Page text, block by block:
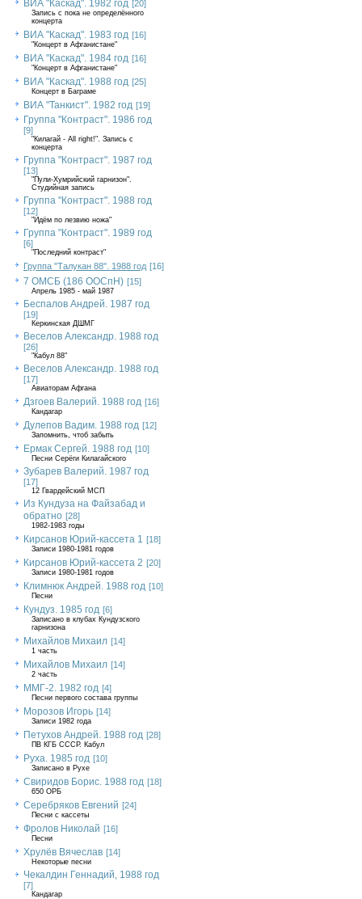
ВИА "Каскад". 1982 год [20]
Запись с пока не определённого
концерта
ВИА "Каскад". 1983 год [16]
"Концерт в Афганистане"
ВИА "Каскад". 1984 год [16]
"Концерт в Афганистане"
ВИА "Каскад". 1988 год [25]
Концерт в Баграме
ВИА "Танкист". 1982 год [19]
Группа "Контраст". 1986 год
[9]
"Килагай - All right!". Запись с
концерта
Группа "Контраст". 1987 год
[13]
"Пули-Хумрийский гарнизон".
Студийная запись
Группа "Контраст". 1988 год
[12]
"Идём по лезвию ножа"
Группа "Контраст". 1989 год
[6]
"Последний контраст"
Группа "Талукан 88". 1988 год [16]
7 ОМСБ (186 ООСпН) [15]
Апрель 1985 - май 1987
Беспалов Андрей. 1987 год
[19]
Керкинская ДШМГ
Веселов Александр. 1988 год
[26]
"Кабул 88"
Веселов Александр. 1988 год
[17]
Авиаторам Афгана
Дзгоев Валерий. 1988 год [16]
Кандагар
Дулепов Вадим. 1988 год [12]
Запомнить, чтоб забыть
Ермак Сергей. 1988 год [10]
Песни Серёги Килагайского
Зубарев Валерий. 1987 год
[17]
12 Гвардейский МСП
Из Кундуза на Файзабад и
обратно [28]
1982-1983 годы
Кирсанов Юрий-кассета 1 [18]
Записи 1980-1981 годов
Кирсанов Юрий-кассета 2 [20]
Записи 1980-1981 годов
Климнюк Андрей. 1988 год [10]
Песни
Кундуз. 1985 год [6]
Записано в клубах Кундузского
гарнизона
Михайлов Михаил [14]
1 часть
Михайлов Михаил [14]
2 часть
ММГ-2. 1982 год [4]
Песни первого состава группы
Морозов Игорь [14]
Записи 1982 года
Петухов Андрей. 1988 год [28]
ПВ КГБ СССР. Кабул
Руха. 1985 год [10]
Записано в Рухе
Свиридов Борис. 1988 год [18]
650 ОРБ
Серебряков Евгений [24]
Песни с кассеты
Фролов Николай [16]
Песни
Хрулёв Вячеслав [14]
Некоторые песни
Чекалдин Геннадий, 1988 год
[7]
Кандагар